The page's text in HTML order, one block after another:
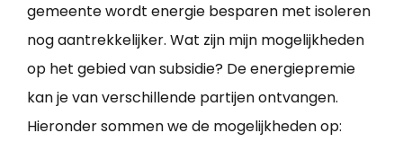
gemeente wordt energie besparen met isoleren
nog aantrekkelijker. Wat zijn mijn mogelijkheden
op het gebied van subsidie? De energiepremie
kan je van verschillende partijen ontvangen.
Hieronder sommen we de mogelijkheden op: